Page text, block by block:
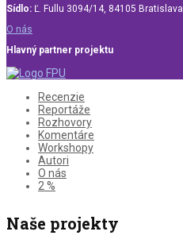
Sídlo: Ľ. Fullu 3094/14, 84105 Bratislava
O nás
Hlavný partner projektu
Recenzie
Reportáže
Rozhovory
Komentáre
Workshopy
Autori
O nás
2 %
Naše projekty